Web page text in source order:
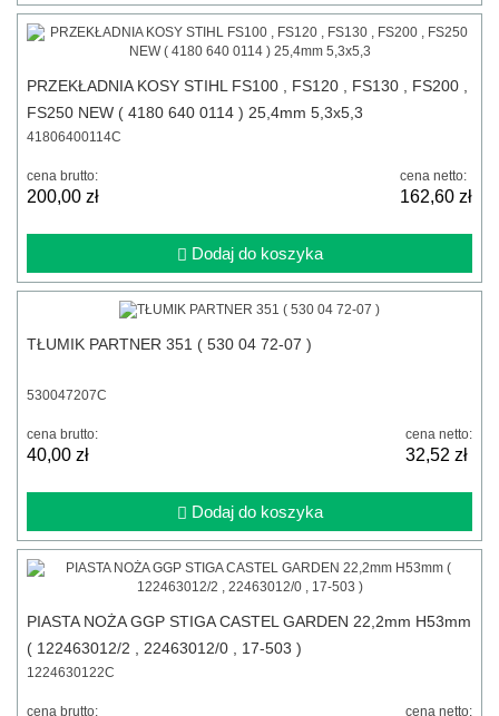
PRZEKŁADNIA KOSY STIHL FS100 , FS120 , FS130 , FS200 ,
FS250 NEW ( 4180 640 0114 ) 25,4mm 5,3x5,3
41806400114C
cena brutto:
200,00 zł
cena netto:
162,60 zł
Dodaj do koszyka
TŁUMIK PARTNER 351 ( 530 04 72-07 )
530047207C
cena brutto:
40,00 zł
cena netto:
32,52 zł
Dodaj do koszyka
PIASTA NOŻA GGP STIGA CASTEL GARDEN 22,2mm H53mm
( 122463012/2 , 22463012/0 , 17-503 )
1224630122C
cena brutto: cena netto: